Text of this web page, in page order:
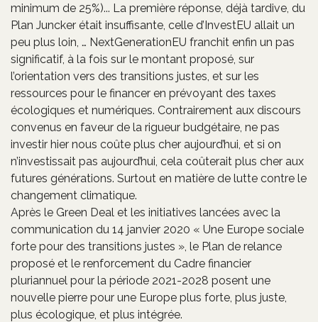
minimum de 25%)... La première réponse, déjà tardive, du
Plan Juncker était insuffisante, celle d’InvestEU allait un
peu plus loin, … NextGenerationEU franchit enfin un pas
significatif, à la fois sur le montant proposé, sur
l’orientation vers des transitions justes, et sur les
ressources pour le financer en prévoyant des taxes
écologiques et numériques. Contrairement aux discours
convenus en faveur de la rigueur budgétaire, ne pas
investir hier nous coûte plus cher aujourd’hui, et si on
n’investissait pas aujourd’hui, cela coûterait plus cher aux
futures générations. Surtout en matière de lutte contre le
changement climatique.
Après le Green Deal et les initiatives lancées avec la
communication du 14 janvier 2020 « Une Europe sociale
forte pour des transitions justes », le Plan de relance
proposé et le renforcement du Cadre financier
pluriannuel pour la période 2021-2028 posent une
nouvelle pierre pour une Europe plus forte, plus juste,
plus écologique, et plus intégrée.